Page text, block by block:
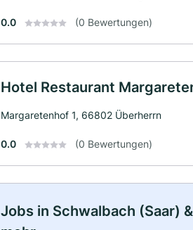
0.0 (0 Bewertungen)
Hotel Restaurant
Margaretenhof 1, 66802 Überherrn
0.0 (0 Bewertungen)
Jobs in Schwalbach (Saar)